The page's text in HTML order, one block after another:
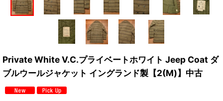
Private White V.C.プライベートホワイト Jeep Coat ダ
ブルウールジャケット イングランド製【2(M)】中古